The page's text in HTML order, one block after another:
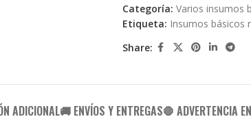
Categoría: Varios insumos
Etiqueta: Insumos básicos
Share:
ADICIONAL🚚 ENVÍOS Y ENTREGAS🛑 ADVERTENCIA